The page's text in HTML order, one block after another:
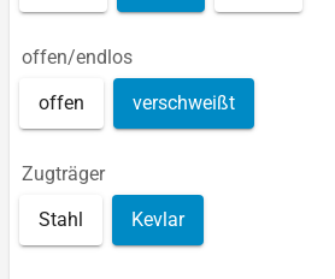
offen/endlos
offen verschweißt
Zugträger
Stahl Kevlar